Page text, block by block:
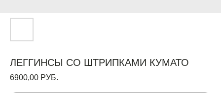
ЛЕГГИНСЫ СО ШТРИПКАМИ КУМАТО
6900,00 РУБ.